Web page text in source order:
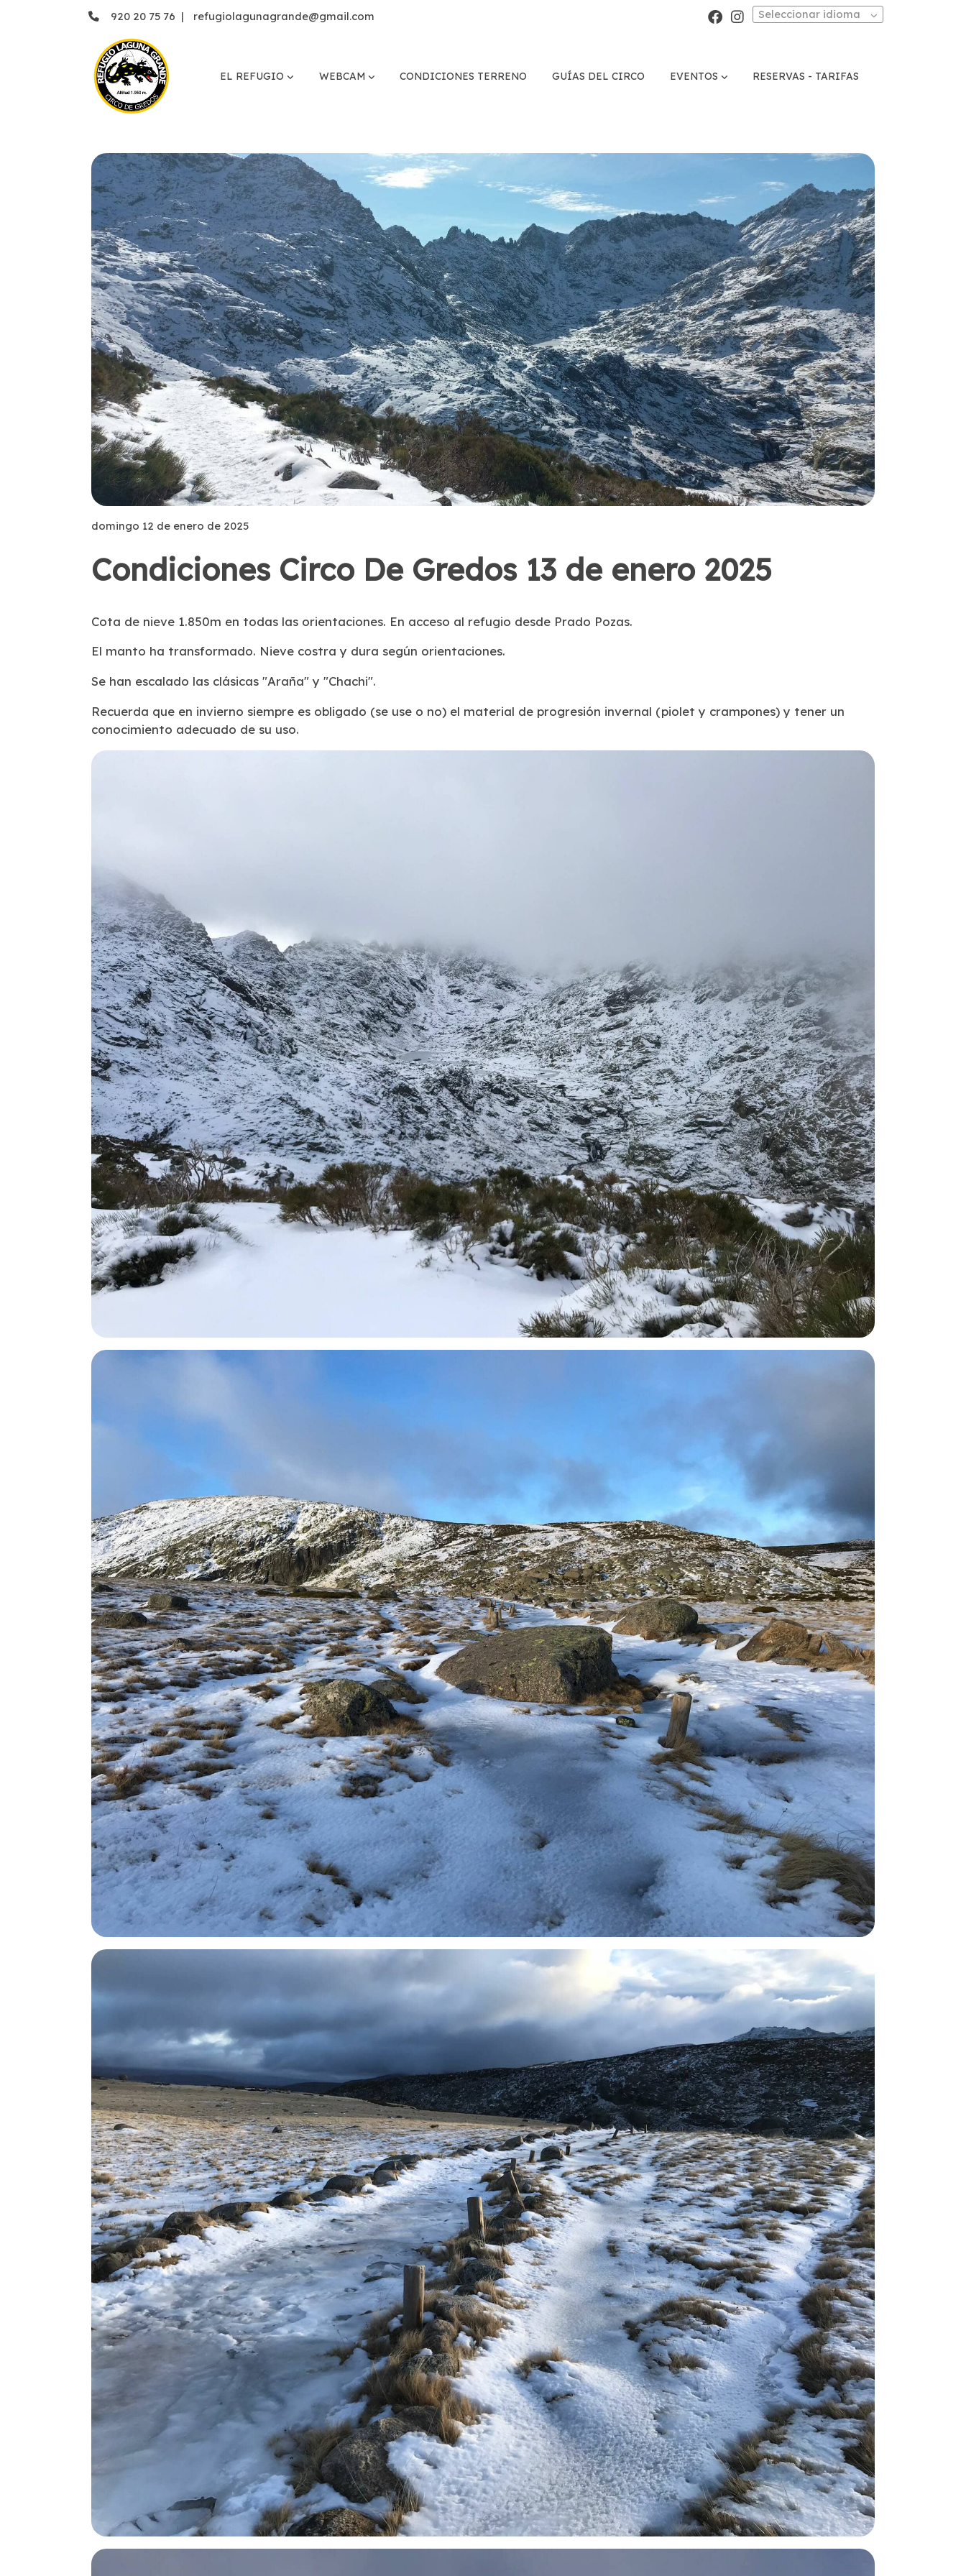
920 20 75 76 | refugiolagunagrande@gmail.com Seleccionar idioma
EL REFUGIO WEBCAM CONDICIONES TERRENO GUÍAS DEL CIRCO EVENTOS RESERVAS - TARIFAS
domingo 12 de enero de 2025
Condiciones Circo De Gredos 13 de enero 2025
Cota de nieve 1.850m en todas las orientaciones. En acceso al refugio desde Prado Pozas.
El manto ha transformado. Nieve costra y dura según orientaciones.
Se han escalado las clásicas "Araña" y "Chachi".
Recuerda que en invierno siempre es obligado (se use o no) el material de progresión invernal (piolet y crampones) y tener un
conocimiento adecuado de su uso.